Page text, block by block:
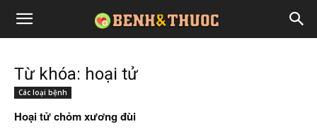
Từ khóa: hoại tử
Các loại bệnh
Hoại tử chỏm xương đùi